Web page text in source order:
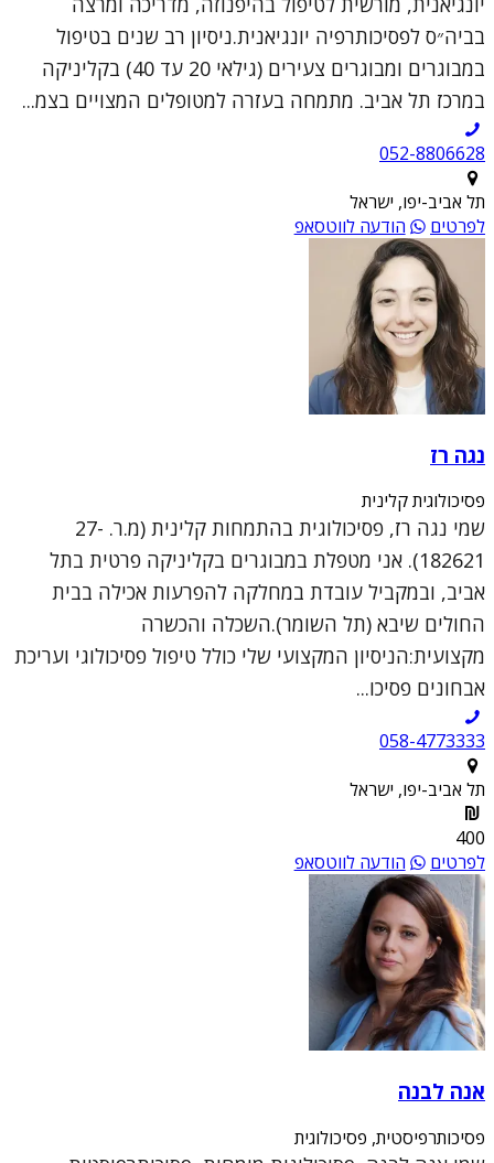
בביה״ס לפסיכותרפיה יונגיאנית.ניסיון רב שנים בטיפול
במבוגרים ומבוגרים צעירים (גילאי 20 עד 40) בקליניקה
במרכז תל אביב. מתמחה בעזרה למטופלים המצויים בצמ...
052-8806628
תל אביב-יפו, ישראל
לפרטים
הודעה לווטסאפ
נגה רז
פסיכולוגית קלינית
שמי נגה רז, פסיכולוגית בהתמחות קלינית (מ.ר. 27-
182621). אני מטפלת במבוגרים בקליניקה פרטית בתל
אביב, ובמקביל עובדת במחלקה להפרעות אכילה בבית
החולים שיבא (תל השומר).השכלה והכשרה
מקצועית:הניסיון המקצועי שלי כולל טיפול פסיכולוגי ועריכת
אבחונים פסיכו...
058-4773333
תל אביב-יפו, ישראל
400
לפרטים
הודעה לווטסאפ
אנה לבנה
פסיכותרפיסטית, פסיכולוגית